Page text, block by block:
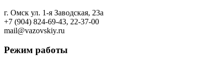
г. Омск ул. 1-я Заводская, 23а
+7 (904) 824-69-43, 22-37-00
mail@vazovskiy.ru
Режим работы